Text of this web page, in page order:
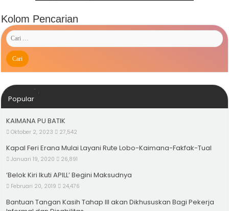
Kolom Pencarian
Popular
KAIMANA PU BATIK
Oktober 2, 2023 27,542
Kapal Feri Erana Mulai Layani Rute Lobo-Kaimana-Fakfak-Tual
Januari 19, 2020 26,891
‘Belok Kiri Ikuti APILL’ Begini Maksudnya
Februari 20, 2019 24,476
Bantuan Tangan Kasih Tahap III akan Dikhususkan Bagi Pekerja